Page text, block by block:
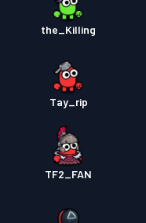
the_Killing
Tay_rip
TF2_FAN